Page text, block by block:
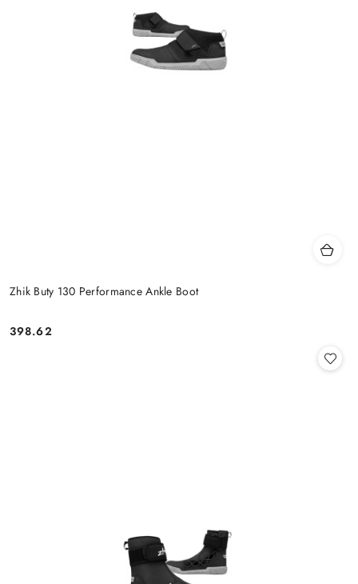
Zhik Buty 130 Performance Ankle Boot
Cena:
398.62